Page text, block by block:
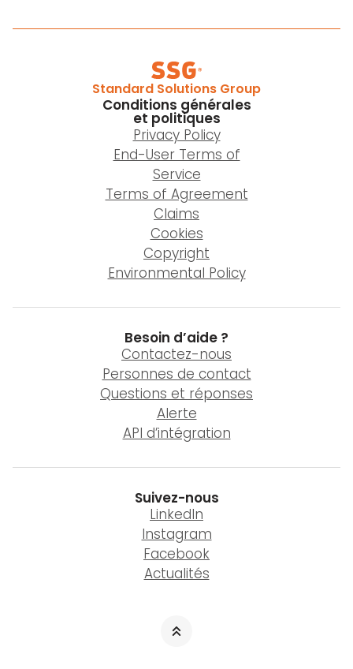
Standard Solutions Group
Conditions générales
et politiques
Privacy Policy
End-User Terms of
Service
Terms of Agreement
Claims
Cookies
Copyright
Environmental Policy
Besoin d’aide ?
Contactez-nous
Personnes de contact
Questions et réponses
Alerte
API d’intégration
Suivez-nous
LinkedIn
Instagram
Facebook
Actualités